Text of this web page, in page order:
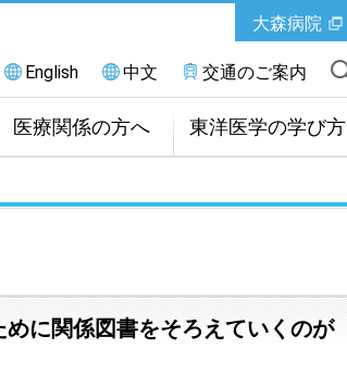
大森病院
English 中文 交通のご案内
医療関係の方へ 東洋医学の学び方
に関係図書をそろえていくのが